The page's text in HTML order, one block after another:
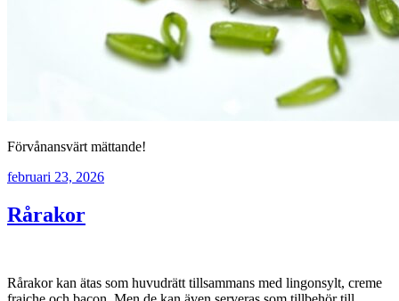
Förvånansvärt mättande!
februari 23, 2026
Rårakor
Rårakor kan ätas som huvudrätt tillsammans med lingonsylt, creme